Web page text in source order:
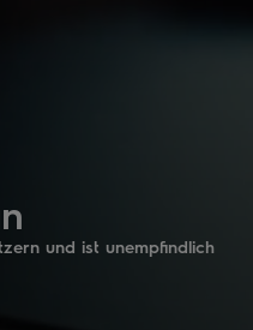
und ist unempfindlich